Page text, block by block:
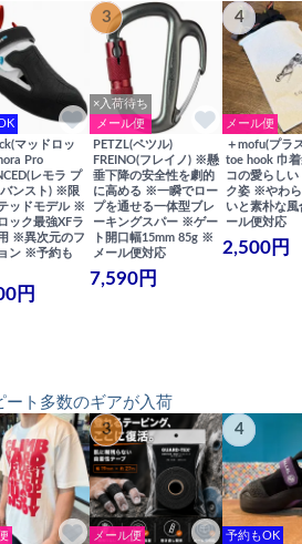
マッドロッ
Pro
レモラ プ
バンスト) ※限
ッドモデル ※
ック最強XFラ
※異次元のフ
ン ※予約も
円
3
×入荷待ち
メール便
PETZL(ペツル)
FREINO(フレイノ) ※懸
垂下降の安全性を劇的
に高める ※一瞬でロー
プを通せる一体型ブレ
ーキングスパー ※ゲー
ト開口幅15mm 85g ※
メール便対応
7,590円
4
メール便
＋mofu(プラ
toe hook 巾
コの愛らしい
ク姿 ※やわ
いと素朴な
ール便対応
2,500円
ート多数のギアが入荷
3
メール便
4
予約もOK